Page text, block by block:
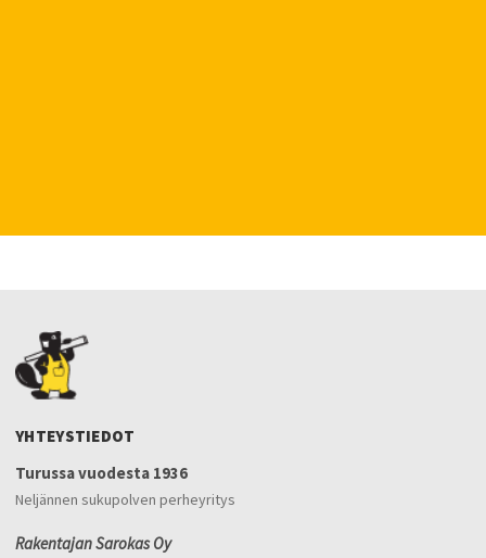
YHTEYSTIEDOT
Turussa vuodesta 1936
Neljännen sukupolven perheyritys
Rakentajan Sarokas Oy